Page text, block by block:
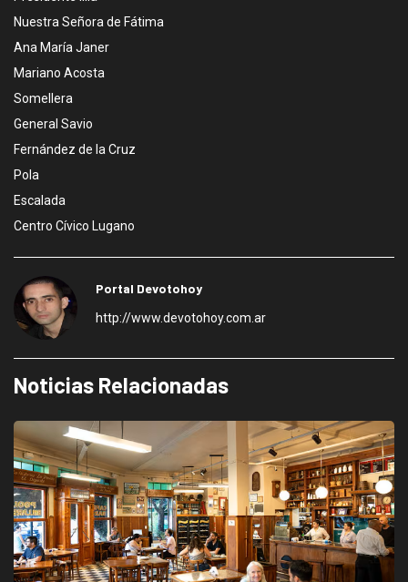
Nuestra Señora de Fátima
Ana María Janer
Mariano Acosta
Somellera
General Savio
Fernández de la Cruz
Pola
Escalada
Centro Cívico Lugano
Portal Devotohoy
http://www.devotohoy.com.ar
Noticias Relacionadas